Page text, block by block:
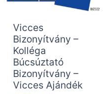
Vicces
Bizonyítvány –
Kolléga
Búcsúztató
Bizonyítvány –
Vicces Ajándék